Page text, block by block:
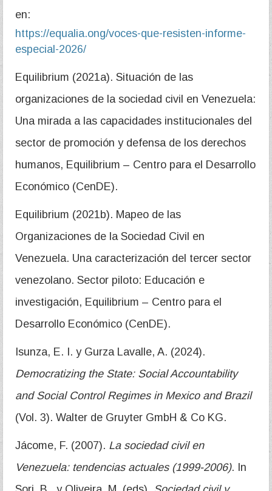
en:
https://equalia.ong/voces-que-resisten-informe-
especial-2026/
Equilibrium (2021a). Situación de las
organizaciones de la sociedad civil en Venezuela:
Una mirada a las capacidades institucionales del
sector de promoción y defensa de los derechos
humanos, Equilibrium – Centro para el Desarrollo
Económico (CenDE).
Equilibrium (2021b). Mapeo de las
Organizaciones de la Sociedad Civil en
Venezuela. Una caracterización del tercer sector
venezolano. Sector piloto: Educación e
investigación, Equilibrium – Centro para el
Desarrollo Económico (CenDE).
Isunza, E. I. y Gurza Lavalle, A. (2024).
Democratizing the State: Social Accountability
and Social Control Regimes in Mexico and Brazil
(Vol. 3). Walter de Gruyter GmbH & Co KG.
Jácome, F. (2007). La sociedad civil en
Venezuela: tendencias actuales (1999-2006). In